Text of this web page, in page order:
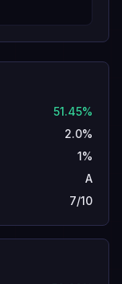
51.45%
2.0%
1%
A
7/10